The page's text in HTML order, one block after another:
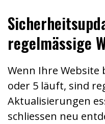
regelmässige
Wenn Ihre Website
oder 5 läuft, sind
Aktualisierungen
schliessen neu